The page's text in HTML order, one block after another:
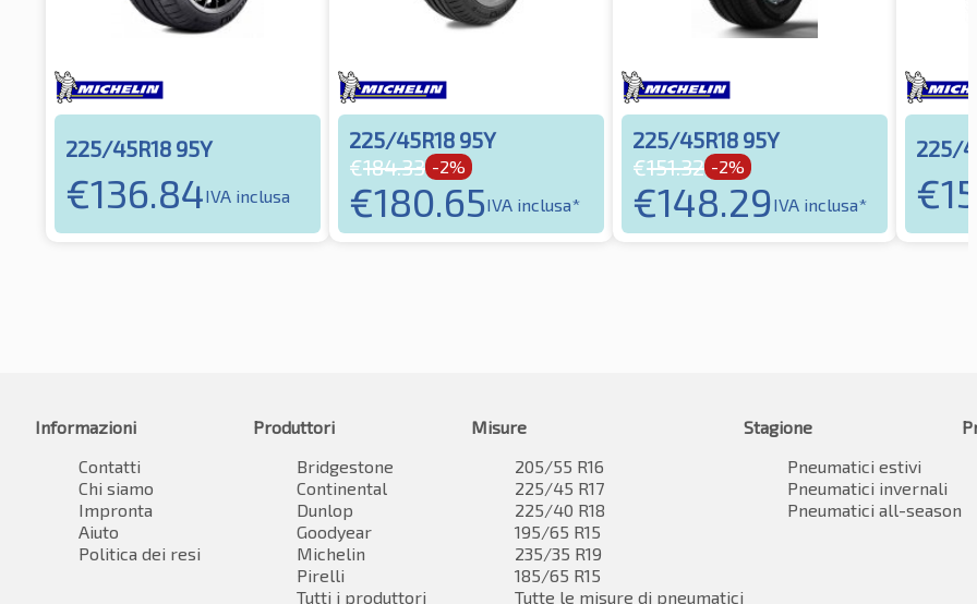
225/45R18 95Y
€136.84IVA inclusa
225/45R18 95Y
€184.33 -2%
€180.65IVA inclusa*
225/45R18 95Y
€151.32 -2%
€148.29IVA inclusa*
225/
€
Informazioni
Contatti
Chi siamo
Impronta
Aiuto
Politica dei resi
Produttori
Bridgestone
Continental
Dunlop
Goodyear
Michelin
Pirelli
Tutti i produttori
Misure
205/55 R16
225/45 R17
225/40 R18
195/65 R15
235/35 R19
185/65 R15
Tutte le misure di pneumatici
Stagione
Pneumatici estivi
Pneumatici invernali
Pneumatici all-season